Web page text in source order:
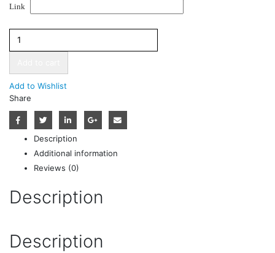
Link
Add to Wishlist
Share
Description
Additional information
Reviews (0)
Description
Description